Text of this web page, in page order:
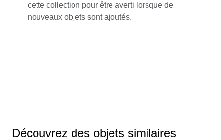
cette collection pour être averti lorsque de
nouveaux objets sont ajoutés.
Découvrez des objets similaires